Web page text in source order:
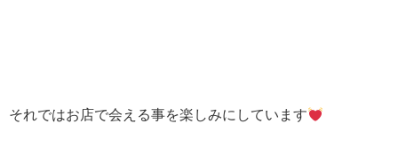
それではお店で会える事を楽しみにしています